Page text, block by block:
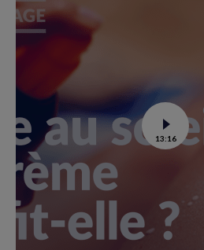
Voir
la
vidéo
est-
elle
la
meilleure
solution
13:16